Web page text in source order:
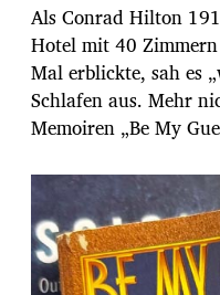
Als Conrad Hilton
Hotel mit 40
Mal erblickte, sah es
Schlafen aus. Mehr
Memoiren „Be My